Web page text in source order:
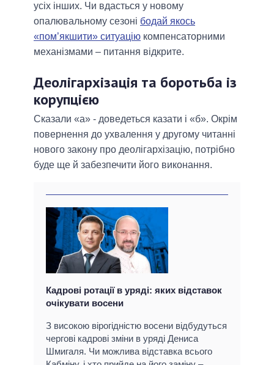
усіх інших. Чи вдасться у новому
опалювальному сезоні бодай якось
«пом’якшити» ситуацію компенсаторними
механізмами – питання відкрите.
Деолігархізація та боротьба із
корупцією
Сказали «а» - доведеться казати і «б». Окрім
повернення до ухвалення у другому читанні
нового закону про деолігархізацію, потрібно
буде ще й забезпечити його виконання.
Кадрові ротації в уряді: яких відставок
очікувати восени
З високою вірогідністю восени відбудуться
чергові кадрові зміни в уряді Дениса
Шмигаля. Чи можлива відставка всього